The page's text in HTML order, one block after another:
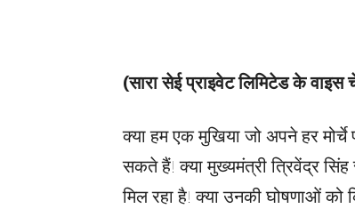
(सारा सेई प्राइवेट लिमिटेड के
क्या हम एक मुखिया जो अपने हर
सकते हैं! क्या मुख्यमंत्री त्रिवेंद्र सिंह
मिल रहा है! क्या उनकी घोषणाओं को